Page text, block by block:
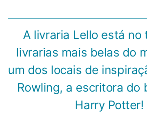
A livraria Lello está no
livrarias mais belas do
um dos locais de
Rowling, a escritora do
Harry Potter!